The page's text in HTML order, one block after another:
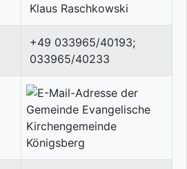
Klaus Raschkowski
+49 033965/40193;
033965/40233